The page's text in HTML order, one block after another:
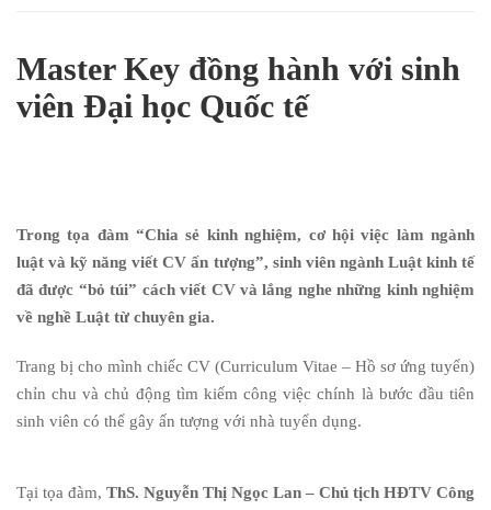
Master Key đồng hành với sinh
viên Đại học Quốc tế
Trong tọa đàm “Chia sẻ kinh nghiệm, cơ hội việc làm ngành
luật và kỹ năng viết CV ấn tượng”, sinh viên ngành Luật kinh tế
đã được “bỏ túi” cách viết CV và lắng nghe những kinh nghiệm
về nghề Luật từ chuyên gia.
Trang bị cho mình chiếc CV (Curriculum Vitae – Hồ sơ ứng tuyển)
chỉn chu và chủ động tìm kiếm công việc chính là bước đầu tiên
sinh viên có thể gây ấn tượng với nhà tuyển dụng.
Tại tọa đàm, ThS. Nguyễn Thị Ngọc Lan – Chủ tịch HĐTV Công